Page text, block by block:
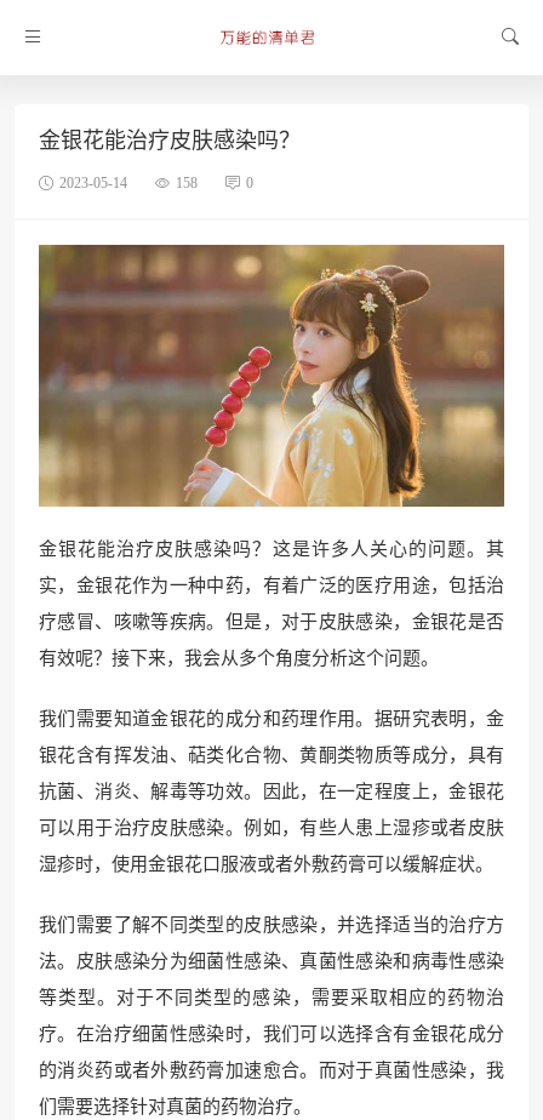
金银花能治疗皮肤感染吗？
2023-05-14 158 0
金银花能治疗皮肤感染吗？这是许多人关心的问题。其
实，金银花作为一种中药，有着广泛的医疗用途，包括治
疗感冒、咳嗽等疾病。但是，对于皮肤感染，金银花是否
有效呢？接下来，我会从多个角度分析这个问题。
我们需要知道金银花的成分和药理作用。据研究表明，金
银花含有挥发油、萜类化合物、黄酮类物质等成分，具有
抗菌、消炎、解毒等功效。因此，在一定程度上，金银花
可以用于治疗皮肤感染。例如，有些人患上湿疹或者皮肤
湿疹时，使用金银花口服液或者外敷药膏可以缓解症状。
我们需要了解不同类型的皮肤感染，并选择适当的治疗方
法。皮肤感染分为细菌性感染、真菌性感染和病毒性感染
等类型。对于不同类型的感染，需要采取相应的药物治
疗。在治疗细菌性感染时，我们可以选择含有金银花成分
的消炎药或者外敷药膏加速愈合。而对于真菌性感染，我
们需要选择针对真菌的药物治疗。